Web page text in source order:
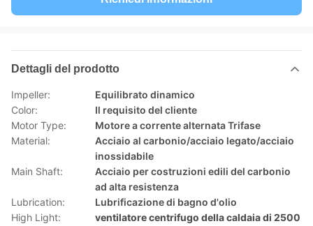
Dettagli del prodotto
Impeller:
Equilibrato dinamico
Color:
Il requisito del cliente
Motor Type:
Motore a corrente alternata Trifase
Material:
Acciaio al carbonio/acciaio legato/acciaio
inossidabile
Main Shaft:
Acciaio per costruzioni edili del carbonio
ad alta resistenza
Lubrication:
Lubrificazione di bagno d'olio
High Light:
ventilatore centrifugo della caldaia di 2500